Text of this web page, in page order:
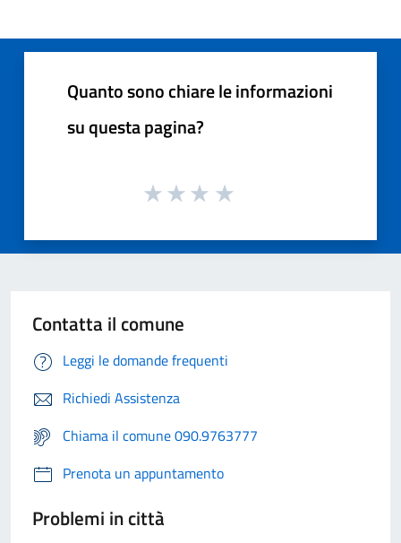
Quanto sono chiare le informazioni
su questa pagina?
Contatta il comune
Leggi le domande frequenti
Richiedi Assistenza
Chiama il comune 090.9763777
Prenota un appuntamento
Problemi in città